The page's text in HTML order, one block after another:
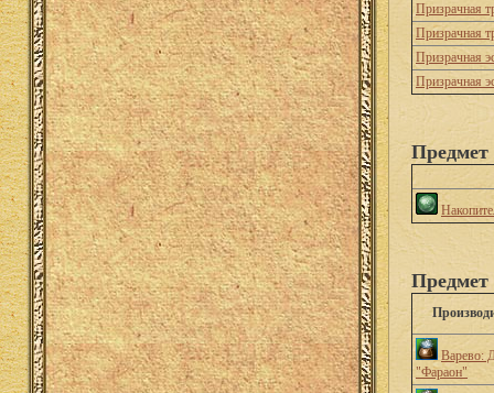
Призрачная
Призрачная
Призрачная
Призрачная
Предмет
Варево:
"Фараон"